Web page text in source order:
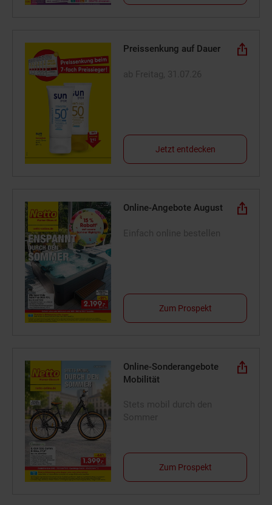
Preissenkung auf Dauer
Jetzt entdecken
Online-Angebote August
Zum Prospekt
Online-Sonderangebote
Mobilität
Zum Prospekt